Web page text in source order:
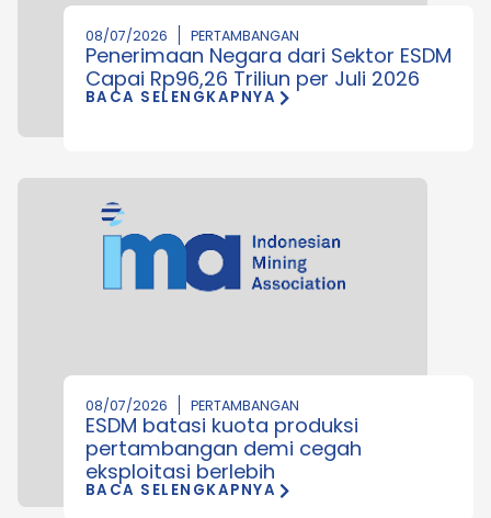
08/07/2026 PERTAMBANGAN
Penerimaan Negara dari Sektor ESDM
Capai Rp96,26 Triliun per Juli 2026
BACA SELENGKAPNYA
08/07/2026 PERTAMBANGAN
ESDM batasi kuota produksi
pertambangan demi cegah
eksploitasi berlebih
BACA SELENGKAPNYA